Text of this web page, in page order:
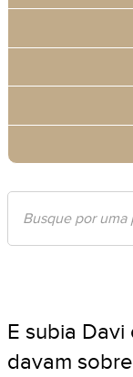
E subia
davam